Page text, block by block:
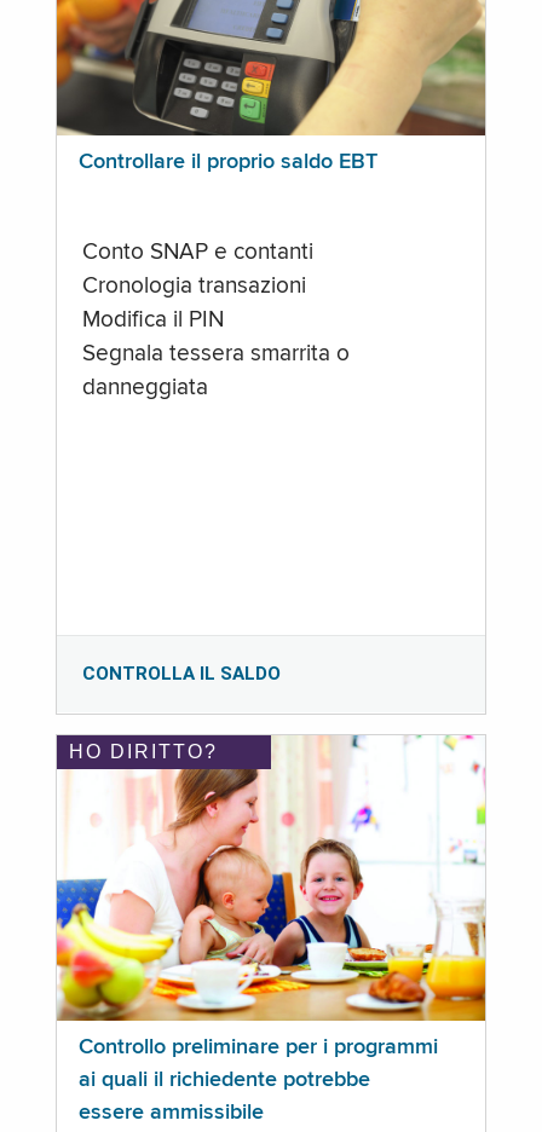
Controllare il proprio saldo EBT
Conto SNAP e contanti
Cronologia transazioni
Modifica il PIN
Segnala tessera smarrita o
danneggiata
CONTROLLA IL SALDO
HO DIRITTO?
Controllo preliminare per i programmi
ai quali il richiedente potrebbe
essere ammissibile